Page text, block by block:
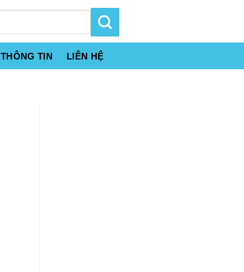
THÔNG TIN LIÊN HỆ